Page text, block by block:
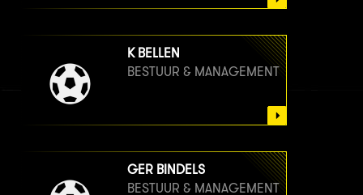
K BELLEN
BESTUUR & MANAGEMENT
GER BINDELS
BESTUUR & MANAGEMENT